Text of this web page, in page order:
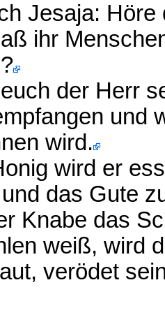
Jesaja:
ihr
der Herr
und
wird.
wird er
das Gute
Knabe das
weiß, wird
verödet